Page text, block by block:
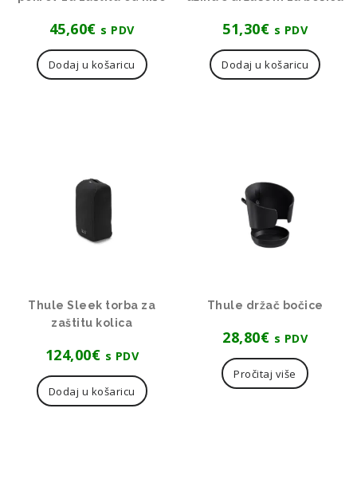
45,60€ s PDV
Dodaj u košaricu
51,30€ s PDV
Dodaj u košaricu
Thule Sleek torba za
zaštitu kolica
124,00€ s PDV
Dodaj u košaricu
Thule držač bočice
28,80€ s PDV
Pročitaj više